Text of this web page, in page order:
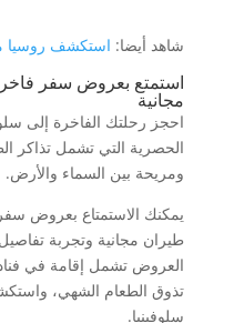
شاهد أيضا: استكشف روسيا
استمتع بعروض سفر
مجانية
احجز رحلتك الفاخرة إلى
الحصرية التي تشمل تذاكر
ومريحة بين السماء والأرض.
يمكنك الاستمتاع بعروض
طيران مجانية وتجربة
العروض تشمل إقامة في
تذوق الطعام الشهي،
سلوفينيا.